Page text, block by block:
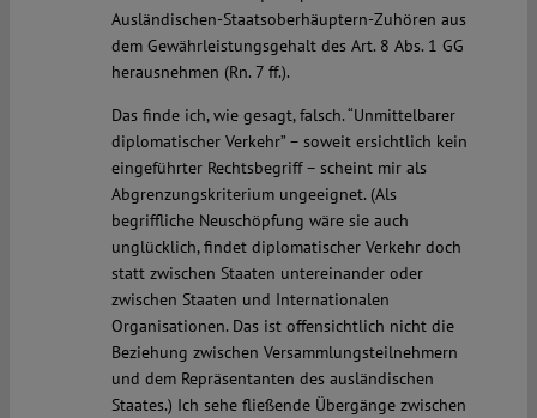
Ausländischen-Staatsoberhäuptern-Zuhören aus
dem Gewährleistungsgehalt des Art. 8 Abs. 1 GG
herausnehmen (Rn. 7 ff.).
Das finde ich, wie gesagt, falsch. “Unmittelbarer
diplomatischer Verkehr” – soweit ersichtlich kein
eingeführter Rechtsbegriff – scheint mir als
Abgrenzungskriterium ungeeignet. (Als
begriffliche Neuschöpfung wäre sie auch
unglücklich, findet diplomatischer Verkehr doch
statt zwischen Staaten untereinander oder
zwischen Staaten und Internationalen
Organisationen. Das ist offensichtlich nicht die
Beziehung zwischen Versammlungsteilnehmern
und dem Repräsentanten des ausländischen
Staates.) Ich sehe fließende Übergänge zwischen